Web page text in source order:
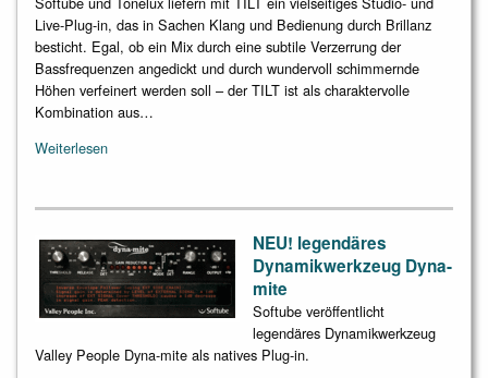
Live-Plug-in, das in Sachen Klang und Bedienung durch Brillanz
besticht. Egal, ob ein Mix durch eine subtile Verzerrung der
Bassfrequenzen angedickt und durch wundervoll schimmernde
Höhen verfeinert werden soll – der TILT ist als charaktervolle
Kombination aus…
Weiterlesen
NEU! legendäres
Dynamikwerkzeug Dyna-
mite
Softube veröffentlicht
legendäres Dynamikwerkzeug
Valley People Dyna-mite als natives Plug-in.